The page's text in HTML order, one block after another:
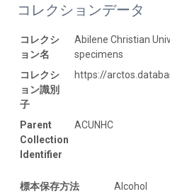
コレクションデータ
コレクシ
ョン名
Abilene Christian
specimens
コレクシ
ョン識別
子
https://
Parent
Collection
Identifier
ACUNHC
標本保存方法 Alcohol